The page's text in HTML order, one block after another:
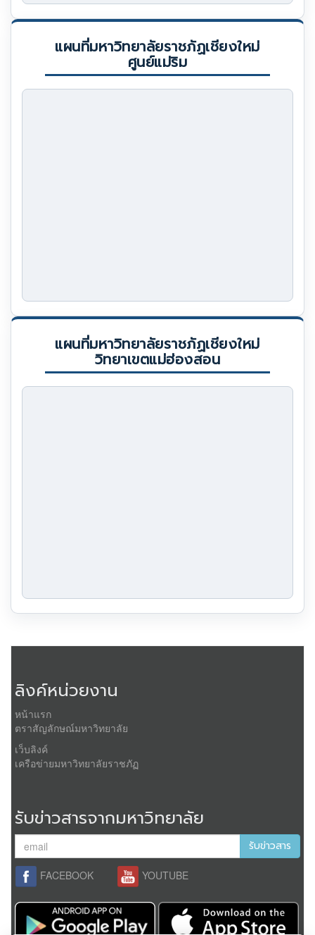
แผนที่มหาวิทยาลัยราชภัฏเชียงใหม่
ศูนย์แม่ริม
แผนที่มหาวิทยาลัยราชภัฏเชียงใหม่
วิทยาเขตแม่ฮ่องสอน
ลิงค์หน่วยงาน
หน้าแรก
ตราสัญลักษณ์มหาวิทยาลัย
เว็บลิงค์
เครือข่ายมหาวิทยาลัยราชภัฏ
รับข่าวสารจากมหาวิทยาลัย
รับข่าวสาร
FACEBOOK YOUTUBE